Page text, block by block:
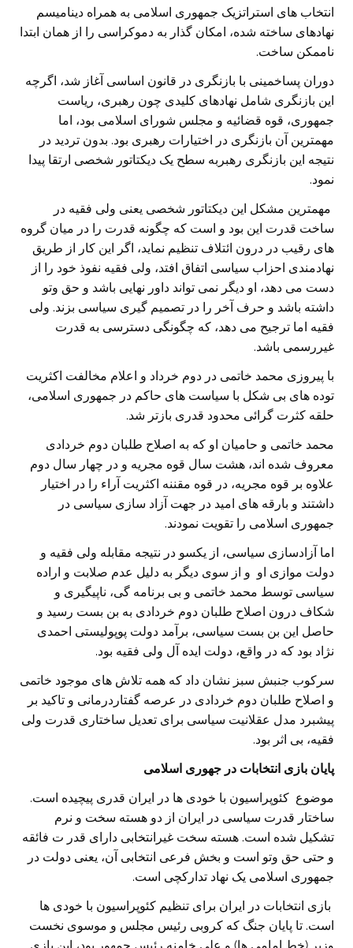
انتخاب های استراتزیک جمهوری اسلامی به همراه دینامیسم
نهادهای ساخته شده، امکان گذار به دموکراسی را از همان ابتدا
ناممکن ساخت.
دوران پساخمینی با بازنگری در قانون اساسی آغاز شد، اگرچه
این بازنگری شامل نهادهای کلیدی چون رهبری، ریاست
جمهوری، قوه قضائیه و مجلس شورای اسلامی بود، اما
مهمترین آن بازنگری در اختیارات رهبری بود. بدون تردید در
نتیجه این بازنگری رهبربه سطح یک دیکتاتور شخصی ارتقا پیدا
نمود.
مهمترین مشکل این دیکتاتور شخصی یعنی ولی فقیه در
ساخت قدرت این بود و است که چگونه قدرت را در میان گروه
های رقیب در درون ائتلاف تنظیم نماید، اگر این کار از طریق
نهادمندی احزاب سیاسی اتفاق افتد، ولی فقیه نفوذ خود را از
دست می دهد، او دیگر نمی تواند داور نهایی باشد و حق وتو
داشته باشد و حرف آخر را در تصمیم گیری سیاسی بزند. ولی
فقیه اما ترجیح می دهد، که چگونگی دسترسی به قدرت
غیررسمی باشد.
با پیروزی محمد خاتمی در دوم خرداد و اعلام مخالفت اکثریت
توده های بی شکل با سیاست های حاکم در جمهوری اسلامی،
حلقه کثرت گرائی محدود قدری بازتر شد.
محمد خاتمی و حامیان او که به اصلاح طلبان دوم خردادی
معروف شده اند، هشت سال قوه مجریه و در چهار سال دوم
علاوه بر قوه مجریه، در قوه مقننه اکثریت آراء را در اختیار
داشتند و بارقه های امید در جهت آزاد سازی سیاسی در
جمهوری اسلامی را تقویت نمودند.
اما آزادسازی سیاسی، از یکسو در نتیجه مقابله ولی فقیه و
دولت موازی او و از سوی دیگر به دلیل عدم صلابت و اراده
سیاسی توسط محمد خاتمی و بی برنامه گی، ناپیگیری و
شکاف درون اصلاح طلبان دوم خردادی به بن بست رسید و
حاصل این بن بست سیاسی، برآمد دولت پوپولیستی احمدی
نژاد بود که در واقع، دولت ایده آل ولی فقیه بود.
سرکوب جنبش سبز نشان داد که همه تلاش های موجود خاتمی
و اصلاح طلبان دوم خردادی در عرصه گفتاردرمانی و تاکید بر
پیشبرد مدل عقلانیت سیاسی برای تعدیل ساختاری قدرت ولی
فقیه، بی اثر بود.
پایان بازی انتخابات در جهوری اسلامی
موضوع کئوپراسیون با خودی ها در ایران قدری پیچیده است.
ساختار قدرت سیاسی در ایران از دو هسته سخت و نرم
تشکیل شده است. هسته سخت غیرانتخابی دارای قدر ت فائقه
و حتی حق وتو است و بخش فرعی انتخابی آن، یعنی دولت در
جمهوری اسلامی یک نهاد تدارکچی است.
بازی انتخابات در ایران برای تنظیم کئوپراسیون با خودی ها
است. تا پایان جنگ که کروبی رئیس مجلس و موسوی نخست